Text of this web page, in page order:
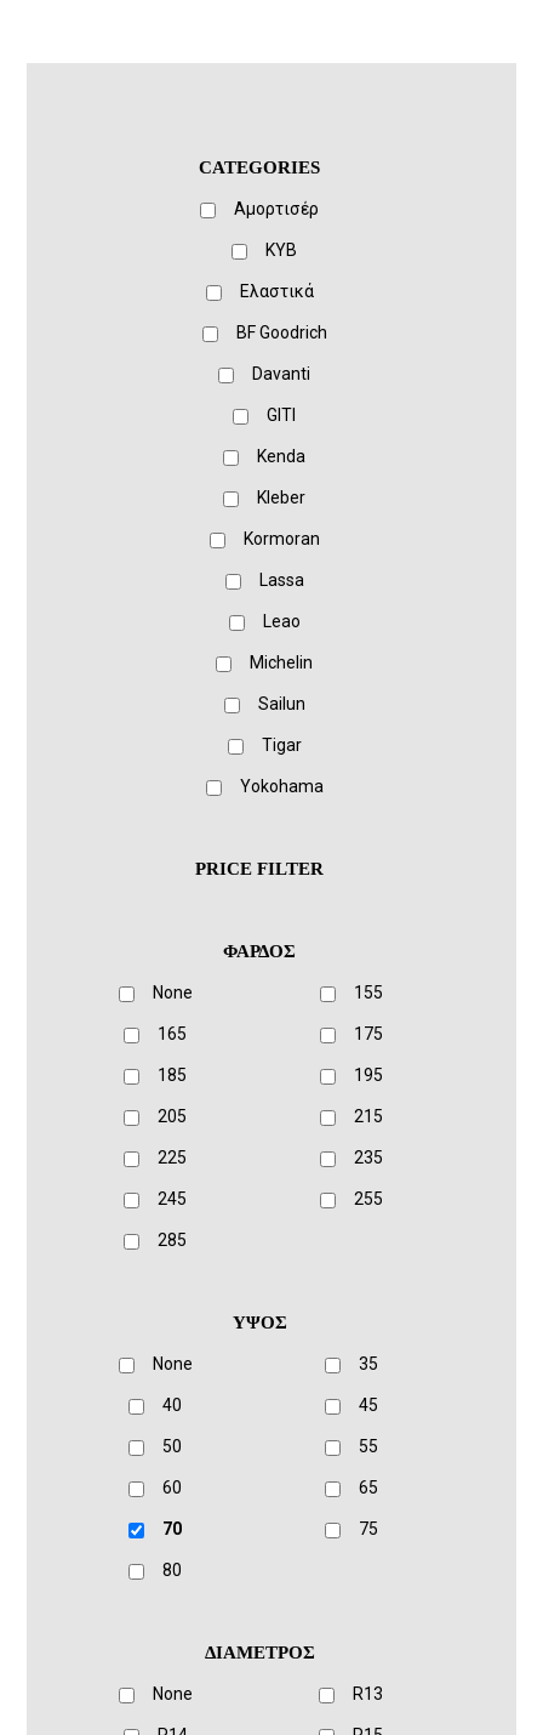
CATEGORIES
Αμορτισέρ
KYB
Ελαστικά
BF Goodrich
Davanti
GITI
Kenda
Kleber
Kormoran
Lassa
Leao
Michelin
Sailun
Tigar
Yokohama
PRICE FILTER
ΦΑΡΔΟΣ
None 155
165 175
185 195
205 215
225 235
245 255
285
ΥΨΟΣ
None 35
40 45
50 55
60 65
70 75
80
ΔΙΑΜΕΤΡΟΣ
None R13